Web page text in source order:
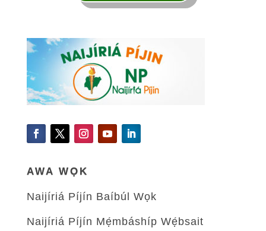
AWA WỌK
Naijíriá Píjín Baíbúl Wọk
Naijíriá Píjín Mẹ́mbáshíp Wẹ́bsait